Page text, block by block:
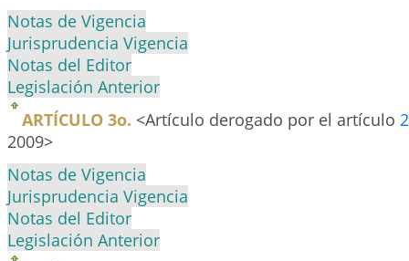
Notas de Vigencia
Jurisprudencia Vigencia
Notas del Editor
Legislación Anterior
ARTÍCULO 3o. <Artículo derogado por el artículo
2009>
Notas de Vigencia
Jurisprudencia Vigencia
Notas del Editor
Legislación Anterior